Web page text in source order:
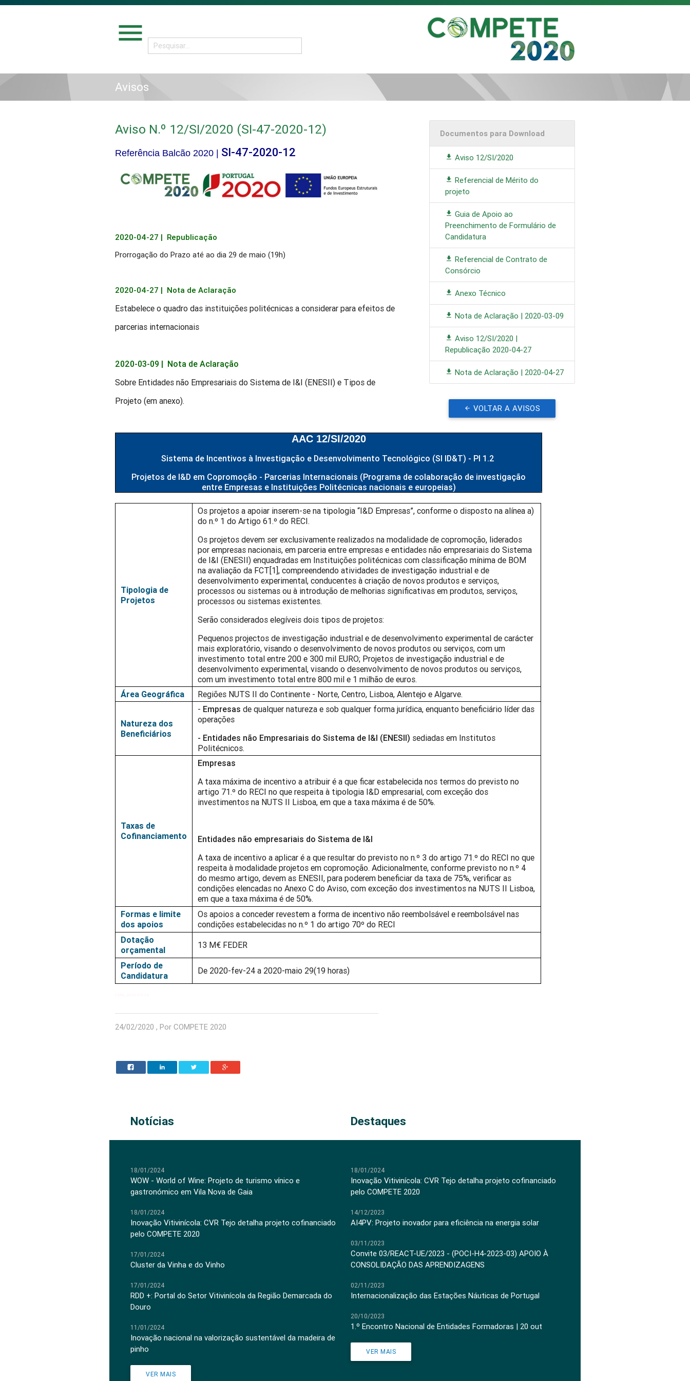
menu
Avisos
Aviso N.º 12/SI/2020 (SI-47-2020-12)
Referência Balcão 2020 | SI-47-2020-12
2020-04-27 | Republicação
Prorrogação do Prazo até ao dia 29 de maio (19h)
2020-04-27 | Nota de Aclaração
Estabelece o quadro das instituições politécnicas a considerar para efeitos de
parcerias internacionais
2020-03-09 | Nota de Aclaração
Sobre Entidades não Empresariais do Sistema de I&I (ENESII) e Tipos de
Projeto (em anexo).
AAC 12/SI/2020
Sistema de Incentivos à Investigação e Desenvolvimento Tecnológico (SI ID&T) - PI 1.2
Projetos de I&D em Copromoção - Parcerias Internacionais (Programa de colaboração de investigação
entre Empresas e Instituições Politécnicas nacionais e europeias)
Tipologia de
Projetos
Os projetos a apoiar inserem-se na tipologia “I&D Empresas”, conforme o disposto na alínea a)
do n.º 1 do Artigo 61.º do RECI.
Os projetos devem ser exclusivamente realizados na modalidade de copromoção, liderados
por empresas nacionais, em parceria entre empresas e entidades não empresariais do Sistema
de I&I (ENESII) enquadradas em Instituições politécnicas com classificação mínima de BOM
na avaliação da FCT[1], compreendendo atividades de investigação industrial e de
desenvolvimento experimental, conducentes à criação de novos produtos e serviços,
processos ou sistemas ou à introdução de melhorias significativas em produtos, serviços,
processos ou sistemas existentes.
Serão considerados elegíveis dois tipos de projetos:
Pequenos projectos de investigação industrial e de desenvolvimento experimental de carácter
mais exploratório, visando o desenvolvimento de novos produtos ou serviços, com um
investimento total entre 200 e 300 mil EURO; Projetos de investigação industrial e de
desenvolvimento experimental, visando o desenvolvimento de novos produtos ou serviços,
com um investimento total entre 800 mil e 1 milhão de euros.
Área Geográfica
Regiões NUTS II do Continente - Norte, Centro, Lisboa, Alentejo e Algarve.
Natureza dos
Beneficiários
- Empresas de qualquer natureza e sob qualquer forma jurídica, enquanto beneficiário líder das
operações
- Entidades não Empresariais do Sistema de I&I (ENESII) sediadas em Institutos
Politécnicos.
Taxas de
Cofinanciamento
Empresas
A taxa máxima de incentivo a atribuir é a que ficar estabelecida nos termos do previsto no
artigo 71.º do RECI no que respeita à tipologia I&D empresarial, com exceção dos
investimentos na NUTS II Lisboa, em que a taxa máxima é de 50%.
Entidades não empresariais do Sistema de I&I
A taxa de incentivo a aplicar é a que resultar do previsto no n.º 3 do artigo 71.º do RECI no que
respeita à modalidade projetos em copromoção. Adicionalmente, conforme previsto no n.º 4
do mesmo artigo, devem as ENESII, para poderem beneficiar da taxa de 75%, verificar as
condições elencadas no Anexo C do Aviso, com exceção dos investimentos na NUTS II Lisboa,
em que a taxa máxima é de 50%.
Formas e limite
dos apoios
Os apoios a conceder revestem a forma de incentivo não reembolsável e reembolsável nas
condições estabelecidas no n.º 1 do artigo 70º do RECI
Dotação
orçamental
13 M€ FEDER
Período de
Candidatura
De 2020-fev-24 a 2020-maio 29(19 horas)
24/02/2020 , Por COMPETE 2020
Documentos para Download
Aviso 12/SI/2020
Referencial de Mérito do
projeto
Guia de Apoio ao
Preenchimento de Formulário de
Candidatura
Referencial de Contrato de
Consórcio
Anexo Técnico
Nota de Aclaração | 2020-03-09
Aviso 12/SI/2020 |
Republicação 2020-04-27
Nota de Aclaração | 2020-04-27
VOLTAR A AVISOS
Notícias Destaques
18/01/2024
WOW - World of Wine: Projeto de turismo vínico e
gastronómico em Vila Nova de Gaia
18/01/2024
Inovação Vitivinícola: CVR Tejo detalha projeto cofinanciado
pelo COMPETE 2020
17/01/2024
Cluster da Vinha e do Vinho
17/01/2024
RDD +: Portal do Setor Vitivinícola da Região Demarcada do
Douro
11/01/2024
Inovação nacional na valorização sustentável da madeira de
pinho
VER MAIS
18/01/2024
Inovação Vitivinícola: CVR Tejo detalha projeto cofinanciado
pelo COMPETE 2020
14/12/2023
AI4PV: Projeto inovador para eficiência na energia solar
03/11/2023
Convite 03/REACT-UE/2023 - (POCI-H4-2023-03) APOIO À
CONSOLIDAÇÃO DAS APRENDIZAGENS
02/11/2023
Internacionalização das Estações Náuticas de Portugal
20/10/2023
1.º Encontro Nacional de Entidades Formadoras | 20 out
VER MAIS